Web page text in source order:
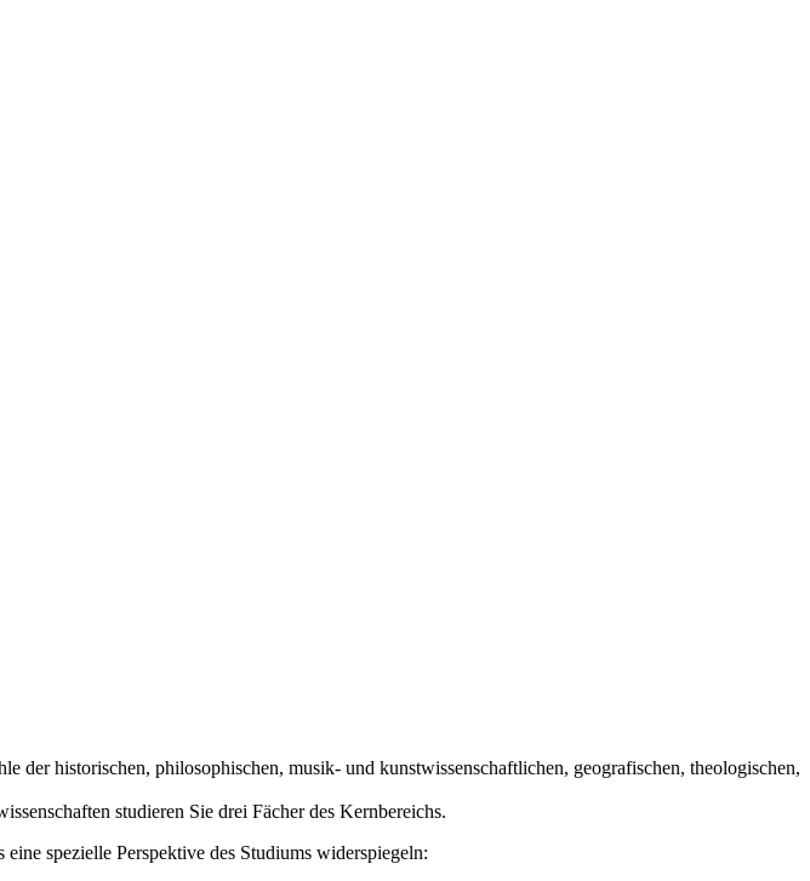
historischen, philosophischen, musik- und kunstwissenschaftlichen, geografischen, theologischen,
studieren Sie drei Fächer des Kernbereichs.
spezielle Perspektive des Studiums widerspiegeln: